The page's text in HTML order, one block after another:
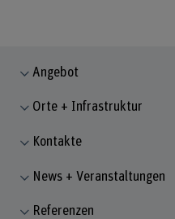
Angebot
Orte + Infrastruktur
Kontakte
News + Veranstaltungen
Referenzen